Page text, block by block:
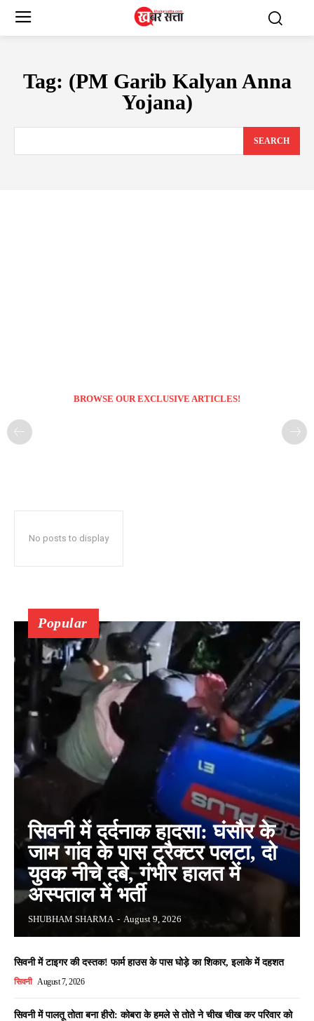
Tag: (PM Garib Kalyan Anna
Yojana)
SEARCH
BROWSE OUR EXCLUSIVE ARTICLES!
No posts to display
Popular
सिवनी में दर्दनाक हादसा: घंसौर के
जाम गांव के पास ट्रैक्टर पलटा, दो
युवक नीचे दबे, गंभीर हालत में
अस्पताल में भर्ती
SHUBHAM SHARMA - August 9, 2026
सिवनी में टाइगर की दस्तक! फार्म हाउस के पास घोड़े का शिकार, इलाके में दहशत
सिवनी August 7, 2026
सिवनी में पालतू तोता बना हीरो: कोबरा के हमले से तोते ने चीख चीख कर परिवार को